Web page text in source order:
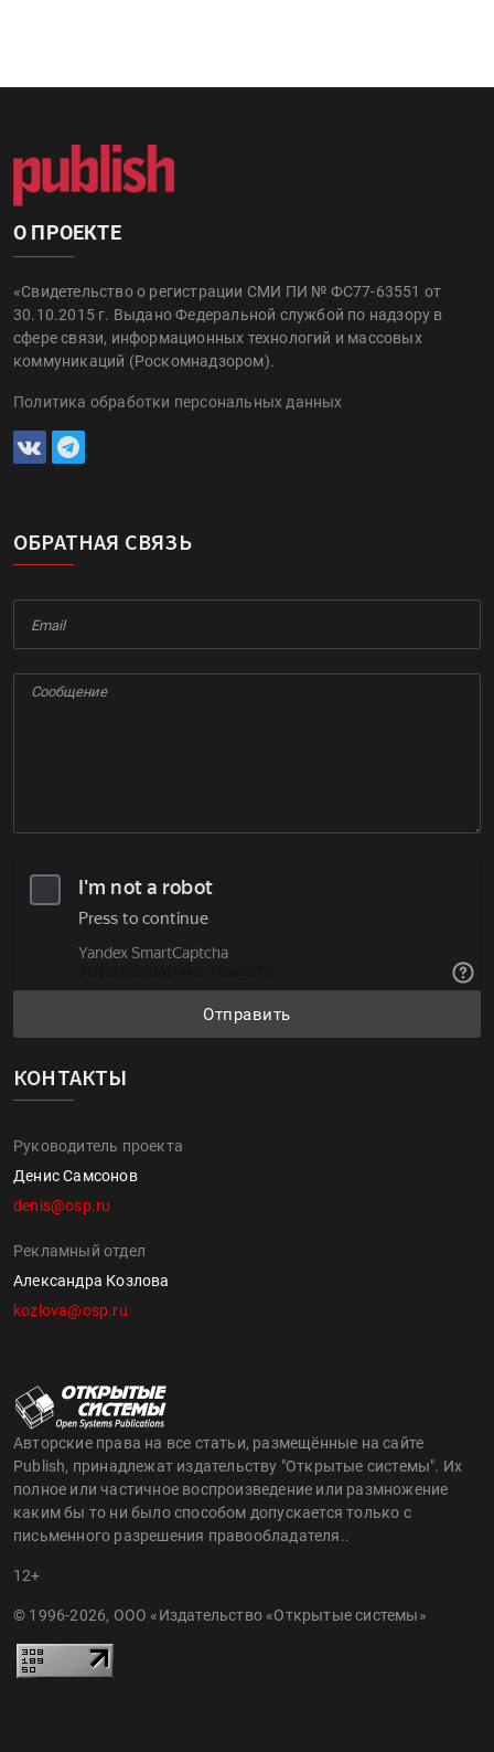
О ПРОЕКТЕ
«Свидетельство о регистрации СМИ ПИ № ФС77-63551 от
30.10.2015 г. Выдано Федеральной службой по надзору в
сфере связи, информационных технологий и массовых
коммуникаций (Роскомнадзором).
Политика обработки персональных данных
ОБРАТНАЯ СВЯЗЬ
Отправить
КОНТАКТЫ
Руководитель проекта
Денис Самсонов
denis@osp.ru
Рекламный отдел
Александра Козлова
kozlova@osp.ru
Авторские права на все статьи, размещённые на сайте
Publish, принадлежат издательству "Открытые системы". Их
полное или частичное воспроизведение или размножение
каким бы то ни было способом допускается только с
письменного разрешения правообладателя..
12+
© 1996-2026, ООО «Издательство «Открытые системы»